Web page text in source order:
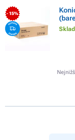
- 15%